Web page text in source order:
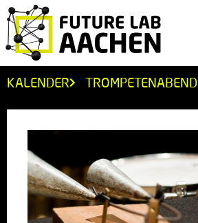
KALENDER TROMPETENABEND